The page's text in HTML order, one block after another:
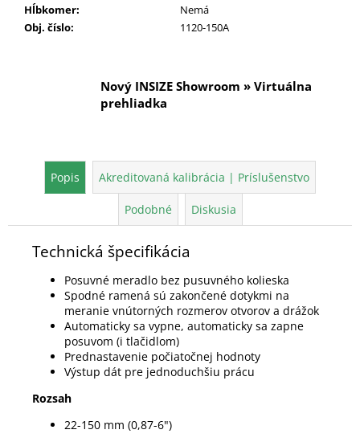
Hĺbkomer:
Nemá
Obj. číslo: 1120-150A
Nový INSIZE Showroom » Virtuálna
prehliadka
Popis Akreditovaná kalibrácia | Príslušenstvo
Podobné Diskusia
Technická špecifikácia
Posuvné meradlo bez pusuvného kolieska
Spodné ramená sú zakončené dotykmi na
meranie vnútorných rozmerov otvorov a drážok
Automaticky sa vypne, automaticky sa zapne
posuvom (i tlačidlom)
Prednastavenie počiatočnej hodnoty
Výstup dát pre jednoduchšiu prácu
Rozsah
22-150 mm (0,87-6")